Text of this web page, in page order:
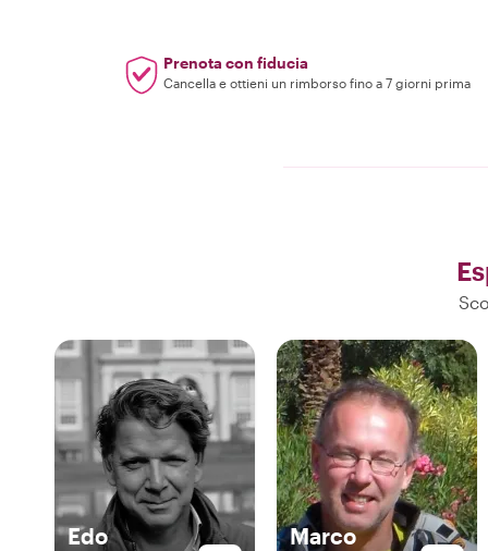
Prenota con fiducia
Cancella e ottieni un rimborso fino a 7 giorni prima
Edo Marco